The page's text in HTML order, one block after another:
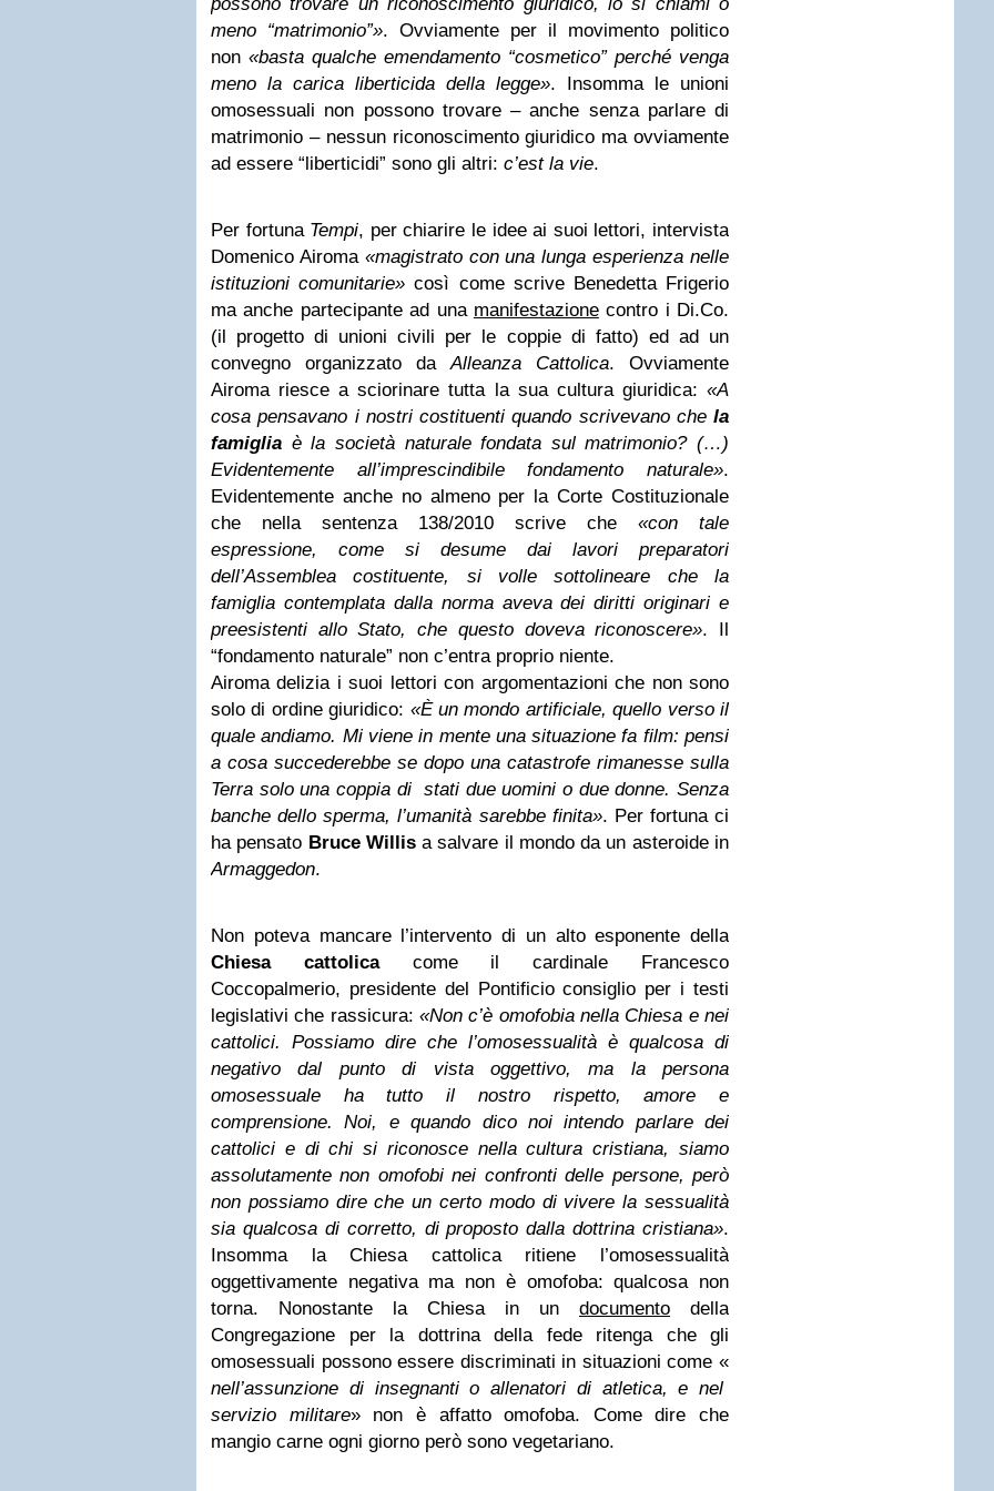
meno “matrimonio”». Ovviamente per il movimento politico
non «basta qualche emendamento “cosmetico” perché venga
meno la carica liberticida della legge». Insomma le unioni
omosessuali non possono trovare – anche senza parlare di
matrimonio – nessun riconoscimento giuridico ma ovviamente
ad essere “liberticidi” sono gli altri: c’est la vie.
Per fortuna Tempi, per chiarire le idee ai suoi lettori, intervista
Domenico Airoma «magistrato con una lunga esperienza nelle
istituzioni comunitarie» così come scrive Benedetta Frigerio
ma anche partecipante ad una manifestazionecontro i Di.Co.
(il progetto di unioni civili per le coppie di fatto) ed ad un
convegno organizzato daAlleanza Cattolica. Ovviamente
Airoma riesce a sciorinare tutta la sua cultura giuridica: «A
cosa pensavano i nostri costituenti quando scrivevano che la
famiglia è la società naturale fondata sul matrimonio? (…)
Evidentemente all’imprescindibile fondamento naturale».
Evidentemente anche no almeno per la Corte Costituzionale
che nella sentenza 138/2010 scrive che «con tale
espressione, come si desume dai lavori preparatori
dell’Assemblea costituente, si volle sottolineare che la
famiglia contemplata dalla norma aveva dei diritti originari e
preesistenti allo Stato, che questo doveva riconoscere». Il
“fondamento naturale” non c’entra proprio niente.
Airoma delizia i suoi lettori con argomentazioni che non sono
solo di ordine giuridico: «È un mondo artificiale, quello verso il
quale andiamo. Mi viene in mente una situazione fa film: pensi
a cosa succederebbe se dopo una catastrofe rimanesse sulla
Terra solo una coppia di stati due uomini o due donne. Senza
banche dello sperma, l’umanità sarebbe finita». Per fortuna ci
ha pensato Bruce Willisa salvare il mondo da un asteroide in
Armaggedon.
Non poteva mancare l’intervento di un alto esponente della
Chiesa cattolicacome il cardinale Francesco
Coccopalmerio, presidente del Pontificio consiglio per i testi
legislativi che rassicura: «Non c’è omofobia nella Chiesa e nei
cattolici. Possiamo dire che l’omosessualità è qualcosa di
negativo dal punto di vista oggettivo, ma la persona
omosessuale ha tutto il nostro rispetto, amore e
comprensione. Noi, e quando dico noi intendo parlare dei
cattolici e di chi si riconosce nella cultura cristiana, siamo
assolutamente non omofobi nei confronti delle persone, però
non possiamo dire che un certo modo di vivere la sessualità
sia qualcosa di corretto, di proposto dalla dottrina cristiana».
Insomma la Chiesa cattolica ritiene l’omosessualità
oggettivamente negativa ma non è omofoba: qualcosa non
torna. Nonostante la Chiesa in un documento della
Congregazione per la dottrina della fede ritenga che gli
omosessuali possono essere discriminati in situazioni come «
nell’assunzione di insegnanti o allenatori di atletica, e nel
servizio militare» non è affatto omofoba. Come dire che
mangio carne ogni giorno però sono vegetariano.